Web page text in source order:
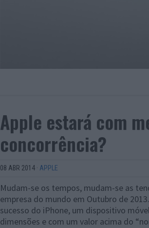
Apple estará com
concorrência?
08 ABR 2014 · APPLE
Mudam-se os tempos, mudam-se as
empresa do mundo em Outubro de
sucesso do iPhone, um dispositivo
dimensões e com um valor acima do